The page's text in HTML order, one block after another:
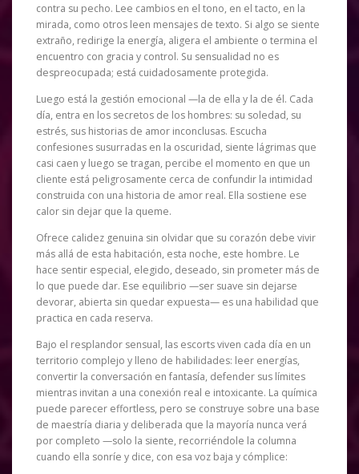
contra su pecho. Lee cambios en el tono, en el tacto, en la
mirada, como otros leen mensajes de texto. Si algo se siente
extraño, redirige la energía, aligera el ambiente o termina el
encuentro con gracia y control. Su sensualidad no es
despreocupada; está cuidadosamente protegida.
Luego está la gestión emocional —la de ella y la de él. Cada
día, entra en los secretos de los hombres: su soledad, su
estrés, sus historias de amor inconclusas. Escucha
confesiones susurradas en la oscuridad, siente lágrimas que
casi caen y luego se tragan, percibe el momento en que un
cliente está peligrosamente cerca de confundir la intimidad
construida con una historia de amor real. Ella sostiene ese
calor sin dejar que la queme.
Ofrece calidez genuina sin olvidar que su corazón debe vivir
más allá de esta habitación, esta noche, este hombre. Le
hace sentir especial, elegido, deseado, sin prometer más de
lo que puede dar. Ese equilibrio —ser suave sin dejarse
devorar, abierta sin quedar expuesta— es una habilidad que
practica en cada reserva.
Bajo el resplandor sensual, las escorts viven cada día en un
territorio complejo y lleno de habilidades: leer energías,
convertir la conversación en fantasía, defender sus límites
mientras invitan a una conexión real e intoxicante. La química
puede parecer effortless, pero se construye sobre una base
de maestría diaria y deliberada que la mayoría nunca verá
por completo —solo la siente, recorriéndole la columna
cuando ella sonríe y dice, con esa voz baja y cómplice: